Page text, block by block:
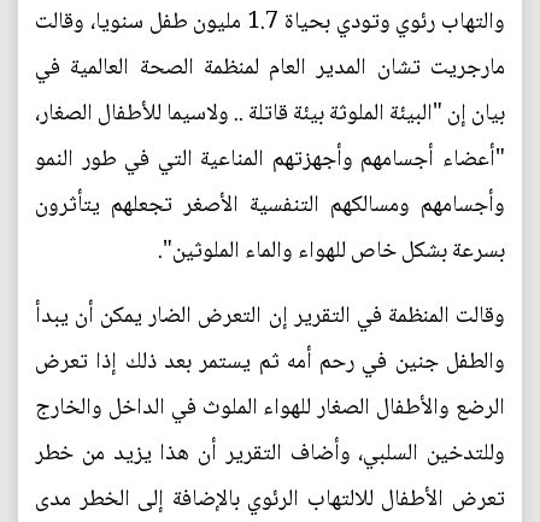
والتهاب رئوي وتودي بحياة 1.7 مليون طفل سنويا، وقالت
مارجريت تشان المدير العام لمنظمة الصحة العالمية في
بيان إن "البيئة الملوثة بيئة قاتلة .. ولاسيما للأطفال الصغار،
"أعضاء أجسامهم وأجهزتهم المناعية التي في طور النمو
وأجسامهم ومسالكهم التنفسية الأصغر تجعلهم يتأثرون
بسرعة بشكل خاص للهواء والماء الملوثين".
وقالت المنظمة في التقرير إن التعرض الضار يمكن أن يبدأ
والطفل جنين في رحم أمه ثم يستمر بعد ذلك إذا تعرض
الرضع والأطفال الصغار للهواء الملوث في الداخل والخارج
وللتدخين السلبي، وأضاف التقرير أن هذا يزيد من خطر
تعرض الأطفال للالتهاب الرئوي بالإضافة إلى الخطر مدى